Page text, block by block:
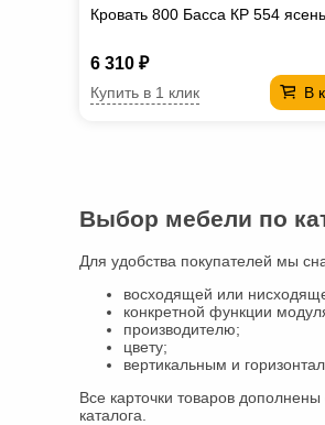
Кровать 800 Басса КР 554 ясень
6 310 ₽
В
Купить в 1 клик
Выбор мебели по
Для удобства покупателей мы
восходящей или
конкретной функции
производителю;
цвету;
вертикальным и
Все карточки товаров
каталога.